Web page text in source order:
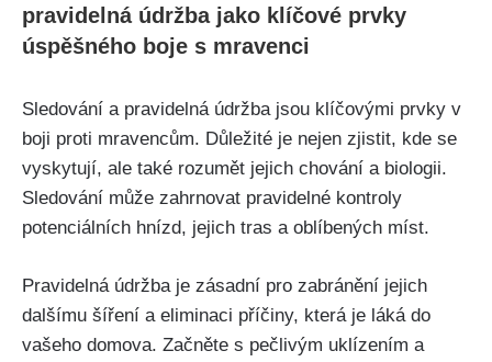
⁣pravidelná údržba ‍jako klíčové prvky
úspěšného boje s mravenci
Sledování a pravidelná údržba jsou klíčovými prvky v
boji proti mravencům. Důležité je nejen zjistit, kde se
vyskytují, ale také rozumět jejich chování a ⁣biologii.
Sledování může zahrnovat pravidelné kontroly
potenciálních hnízd, jejich tras a oblíbených míst.
Pravidelná údržba je zásadní pro zabránění jejich
dalšímu šíření a eliminaci příčiny, která je láká do
vašeho domova. Začněte s pečlivým uklízením a